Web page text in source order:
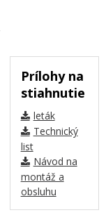
Prílohy na
stiahnutie
leták
Technický
list
Návod na
montáž a
obsluhu